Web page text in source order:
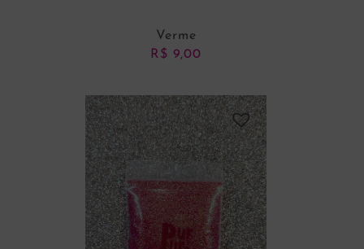
ADICIONAR AO CARRINHO
Verme
R$ 9,00